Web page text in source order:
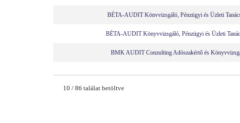
BÉTA-AUDIT Könvvizsgáló, Pénzügyi és Üzleti
BÉTA-AUDIT Könyvvizsgáló, Pénzügyi és Üzleti
BMK AUDIT Conzulting Adószakértő és
10 / 86 találat betöltve